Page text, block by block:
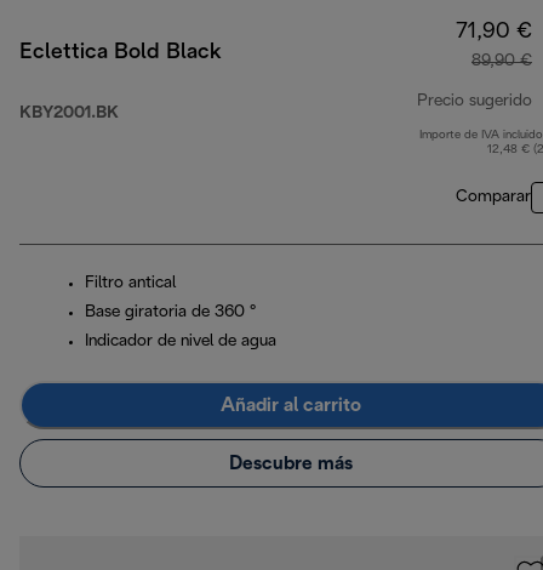
Eclettica Bold Black
KBY2001.BK
71,90 €
89,90 €
Precio sugerido
Importe de IVA
12,48 €
Comparar
Filtro antical
Base giratoria de 360 °
Indicador de nivel de agua
Añadir al carrito
Descubre más